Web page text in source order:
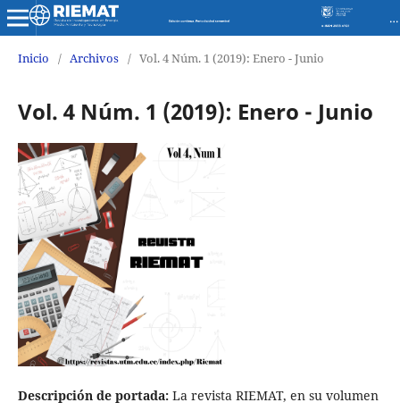
Revista de Investigaciones en Energía Medio Ambiente y Tecnología RIEMAT ISSN 2588-0721
Inicio / Archivos / Vol. 4 Núm. 1 (2019): Enero - Junio
Vol. 4 Núm. 1 (2019): Enero - Junio
Descripción de portada: La revista RIEMAT, en su volumen